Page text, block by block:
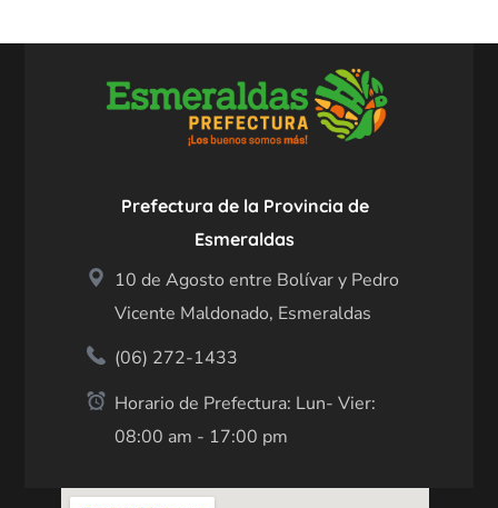
Prefectura de la Provincia de
Esmeraldas
10 de Agosto entre Bolívar y Pedro
Vicente Maldonado, Esmeraldas
(06) 272-1433
Horario de Prefectura: Lun- Vier:
08:00 am - 17:00 pm